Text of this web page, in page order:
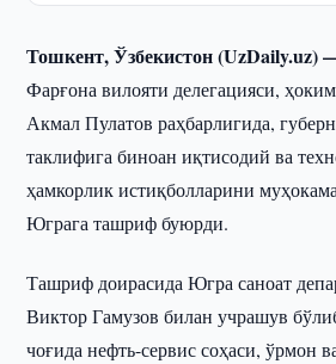
Тошкент, Ўзбекистон
Фарғона вилояти делегацияси,
Акмал Пулатов раҳбарлигида,
таклифига биноан иқтисодий ва
ҳамкорлик истиқболларини
Юграга ташриф буюрди.
Ташриф доирасида Югра саноат
Виктор Гамузов билан учрашув
чоғида нефть-сервис соҳаси, ўрмон